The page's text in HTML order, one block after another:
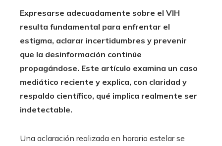
Expresarse adecuadamente sobre el VIH
resulta fundamental para enfrentar el
estigma, aclarar incertidumbres y prevenir
que la desinformación continúe
propagándose. Este artículo examina un caso
mediático reciente y explica, con claridad y
respaldo científico, qué implica realmente ser
indetectable.
Una aclaración realizada en horario estelar se